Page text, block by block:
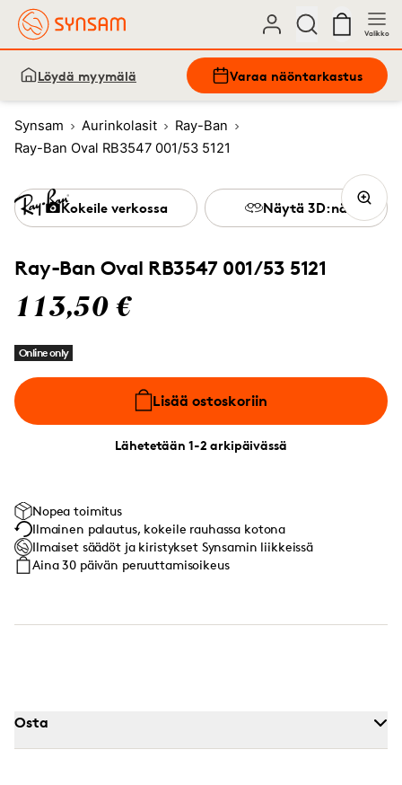
Valikko
Löydä myymälä Varaa näöntarkastus
Synsam Aurinkolasit
Ray-Ban
Ray-Ban Oval RB3547 001/53 5121
Ray-Ban Oval RB3547 001/53 5121
113,50 €
Online only
Lisää ostoskoriin
Lähetetään 1-2 arkipäivässä
Kokeile verkossa Näytä 3D:nä
Nopea toimitus
Ilmainen palautus, kokeile rauhassa kotona
Ilmaiset säädöt ja kiristykset Synsamin liikkeissä
Aina 30 päivän peruuttamisoikeus
Osta